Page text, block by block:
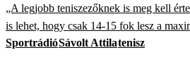
„A legjobb teniszezőknek is meg kell
is lehet, hogy csak 14-15 fok lesz a
SportrádióSávolt Attilatenisz